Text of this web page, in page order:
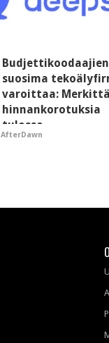
Budjettikoodaajien
suosima
varoittaa:
hinnankorotuksia
tulossa
AfterDawn